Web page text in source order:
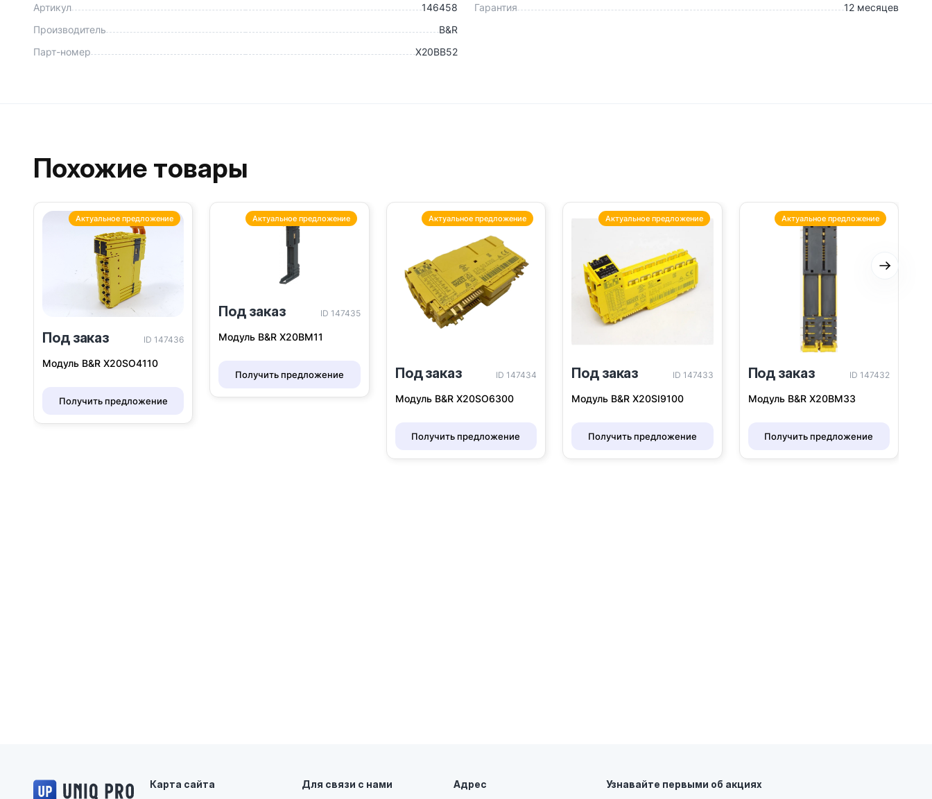
Артикул
146458
Производитель
B&R
Парт-номер
X20BB52
Гарантия 12 месяцев
Похожие товары
Актуальное предложение
Под заказ ID 147436
Модуль B&R X20SO4110
Получить предложение
Актуальное предложение
Под заказ ID 147435
Модуль B&R Х20BM11
Получить предложение
Актуальное предложение
Под заказ ID 147434
Модуль B&R X20SO6300
Получить предложение
Актуальное предложение
Под заказ ID 147433
Модуль B&R X20SI9100
Получить предложение
Актуальное предложение
Под заказ ID 147432
Модуль B&R X20BM33
Получить предложение
Логотип UNIQ PRO
Карта сайта Для связи с нами Адрес Узнавайте первыми об акциях